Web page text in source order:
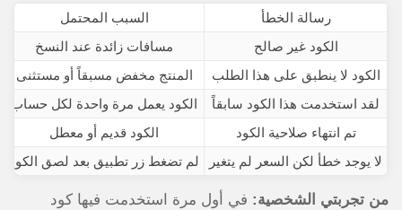
رسالة الخطأ
السبب المحتمل
الكود غير صالح
مسافات زائدة عند النسخ
الكود لا ينطبق على هذا الطلب
المنتج مخفض مسبقاً أو مستثنى
لقد استخدمت هذا الكود سابقاً
الكود يعمل مرة واحدة لكل حساب
تم انتهاء صلاحية الكود
الكود قديم أو معطل
لا يوجد خطأ لكن السعر لم يتغير
لم تضغط زر تطبيق بعد لصق الكود
من تجربتي الشخصية: في أول مرة استخدمت فيها كود